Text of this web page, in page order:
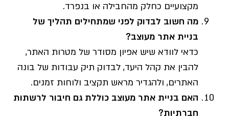
מקצועיים כחלק מהחבילה או בנפרד.
מה חשוב לבדוק לפני שמתחילים תהליך של
בניית אתר מעוצב?
כדאי לוודא שיש אפיון מסודר של מטרות האתר,
להבין את קהל היעד, לבדוק תיק עבודות של בונה
האתרים, ולהגדיר מראש תקציב ולוחות זמנים.
האם בניית אתר מעוצב כוללת גם חיבור לרשתות
חברתיות?